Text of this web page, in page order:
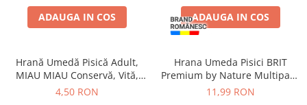
ADAUGA IN COS ADAUGA IN COS
Hrană Umedă Pisică Adult,
MIAU MIAU Conservă, Vită,
415g
4,50 RON
Hrana Umeda Pisici BRIT
Premium by Nature Multipack
Felii Carne 4x100g
11,99 RON